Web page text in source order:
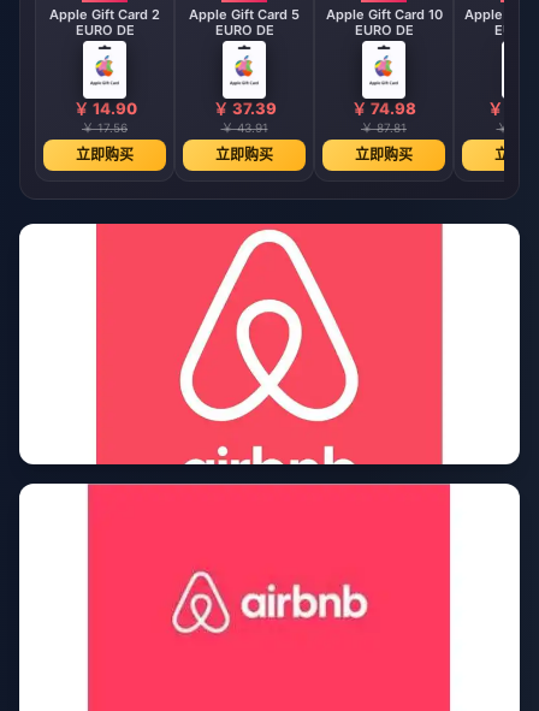
Apple Gift Card 2
EURO DE
￥ 14.90
￥ 17.56
立即购买
Apple Gift Card 5
EURO DE
￥ 37.39
￥ 43.91
立即购买
Apple Gift Card 10
EURO DE
￥ 74.98
￥ 87.81
立即购买
Apple Gift
EURO
￥
￥
立即